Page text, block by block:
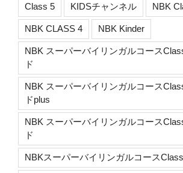
Class 5 KIDSチャンネル NBK
NBK CLASS 4 NBK Kinder
NBK スーパーバイリンガルコース
ド
NBK スーパーバイリンガルコース
ドplus
NBK スーパーバイリンガルコース
ド
NBKスーパーバイリンガルコース